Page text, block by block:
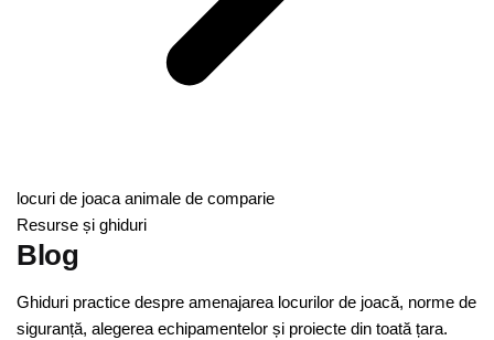
locuri de joaca animale de comparie
Resurse și ghiduri
Blog
Ghiduri practice despre amenajarea locurilor de joacă, norme de
siguranță, alegerea echipamentelor și proiecte din toată țara.